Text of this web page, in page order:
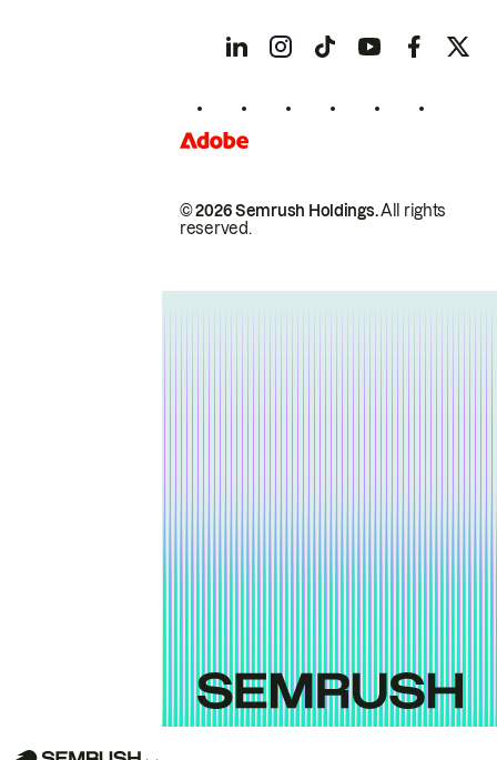
© 2026 Semrush Holdings.All rights
reserved.